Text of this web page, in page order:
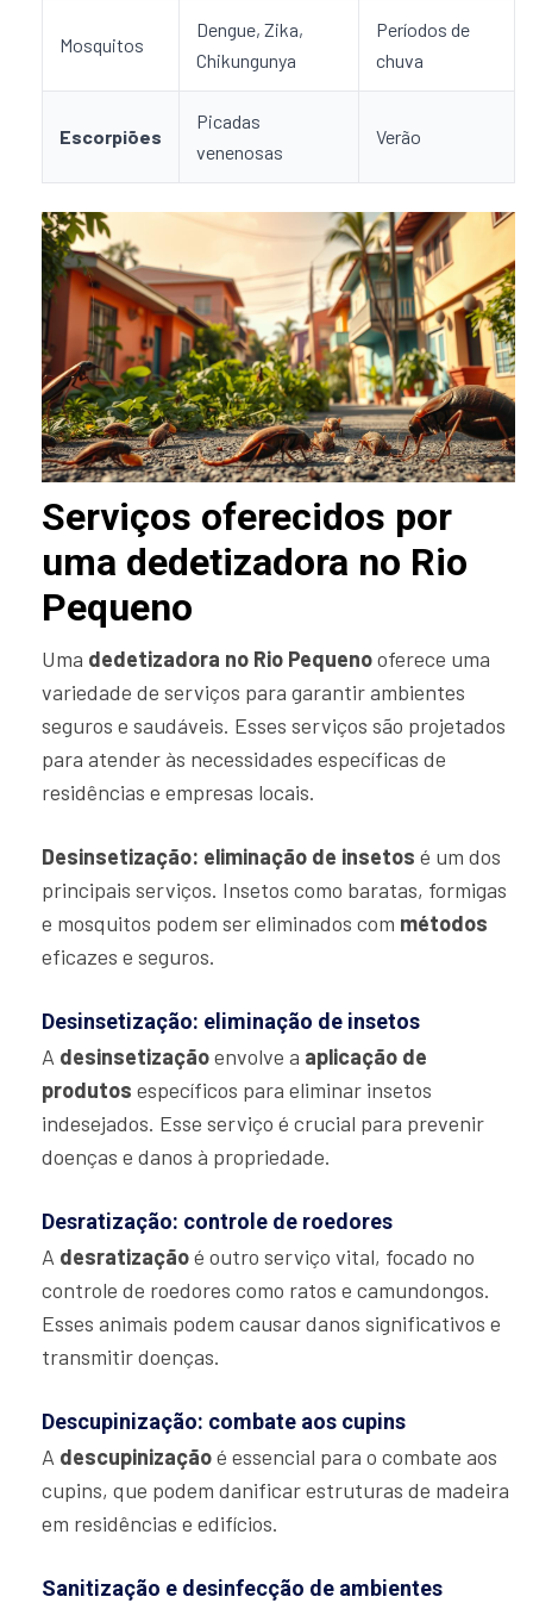
Mosquitos
Dengue, Zika,
Chikungunya
Períodos de
chuva
Escorpiões
Picadas
venenosas
Verão
Serviços oferecidos por
uma dedetizadora no Rio
Pequeno
Uma dedetizadora no Rio Pequenooferece uma
variedade de serviços para garantir ambientes
seguros e saudáveis. Esses serviços são projetados
para atender às necessidades específicas de
residências e empresas locais.
Desinsetização: eliminação de insetos é um dos
principais serviços. Insetos como baratas, formigas
e mosquitos podem ser eliminados com métodos
eficazes e seguros.
Desinsetização: eliminação de insetos
A desinsetizaçãoenvolve a aplicação de
produtos específicos para eliminar insetos
indesejados. Esse serviço é crucial para prevenir
doenças e danos à propriedade.
Desratização: controle de roedores
A desratizaçãoé outro serviço vital, focado no
controle de roedores como ratos e camundongos.
Esses animais podem causar danos significativos e
transmitir doenças.
Descupinização: combate aos cupins
A descupinizaçãoé essencial para o combate aos
cupins, que podem danificar estruturas de madeira
em residências e edifícios.
Sanitização e desinfecção de ambientes